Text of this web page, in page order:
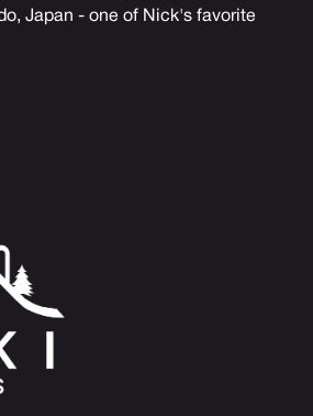
Japan - one of Nick's favorite